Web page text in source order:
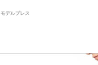
モデルプレス